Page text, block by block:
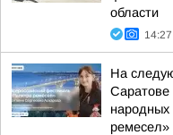
области
14:27
На
Саратове
народных
ремесел»